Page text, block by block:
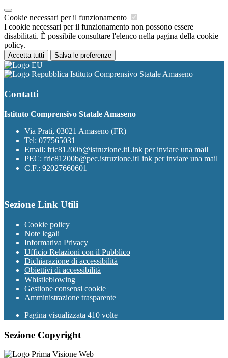
Cookie necessari per il funzionamento
I cookie necessari per il funzionamento non possono essere
disabilitati. È possibile consultare l'elenco nella pagina della cookie
policy.
Accetta tutti Salva le preferenze
Istituto Comprensivo Statale Amaseno
Contatti
Istituto Comprensivo Statale Amaseno
Via Prati, 03021 Amaseno (FR)
Tel: 077565031
Email: fric81200b@istruzione.itLink per inviare una mail
PEC: fric81200b@pec.istruzione.itLink per inviare una mail
C.F.: 92027660601
Sezione Link Utili
Cookie policy
Note legali
Informativa Privacy
Ufficio Relazioni con il Pubblico
Dichiarazione di accessibilità
Obiettivi di accessibilità
Whistleblowing
Gestione consensi cookie
Amministrazione trasparente
Pagina visualizzata 410 volte
Sezione Copyright